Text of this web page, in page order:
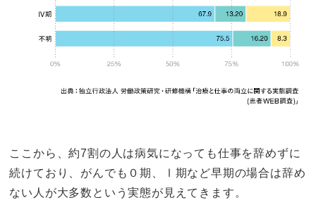
ここから、約7割の人は病気になっても仕事を辞めずに
続けており、がんでも０期、Ⅰ期など早期の場合は辞め
ない人が大多数という実態が見えてきます。